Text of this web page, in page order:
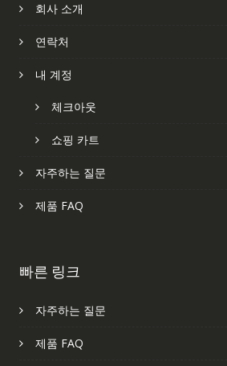
회사 소개
연락처
내 계정
체크아웃
쇼핑 카트
자주하는 질문
제품 FAQ
빠른 링크
자주하는 질문
제품 FAQ